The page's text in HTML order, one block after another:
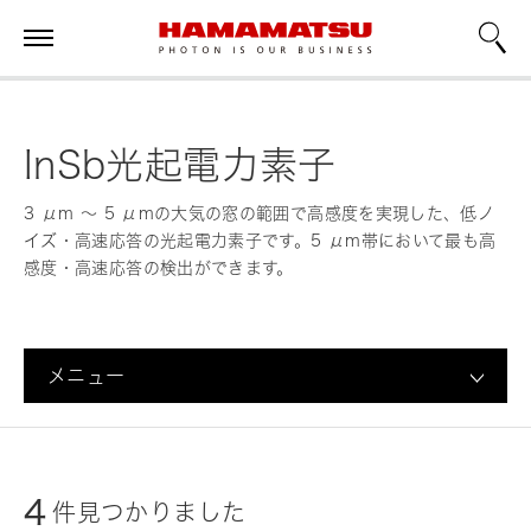
InSb光起電力素子
3 μm ～ 5 μmの大気の窓の範囲で高感度を実現した、低ノ
イズ・高速応答の光起電力素子です。5 μm帯において最も高
感度・高速応答の検出ができます。
メニュー
4 件見つかりました